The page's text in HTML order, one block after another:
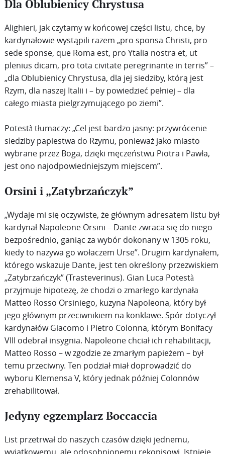
Dla Oblubienicy Chrystusa
Alighieri, jak czytamy w końcowej części listu, chce, by
kardynałowie wystąpili razem „pro sponsa Christi, pro
sede sponse, que Roma est, pro Ytalia nostra et, ut
plenius dicam, pro tota civitate peregrinante in terris” –
„dla Oblubienicy Chrystusa, dla jej siedziby, którą jest
Rzym, dla naszej Italii i – by powiedzieć pełniej – dla
całego miasta pielgrzymującego po ziemi”.
Potestà tłumaczy: „Cel jest bardzo jasny: przywrócenie
siedziby papiestwa do Rzymu, ponieważ jako miasto
wybrane przez Boga, dzięki męczeństwu Piotra i Pawła,
jest ono najodpowiedniejszym miejscem”.
Orsini i „Zatybrzańczyk”
„Wydaje mi się oczywiste, że głównym adresatem listu był
kardynał Napoleone Orsini – Dante zwraca się do niego
bezpośrednio, ganiąc za wybór dokonany w 1305 roku,
kiedy to nazywa go wołaczem Urse”. Drugim kardynałem,
którego wskazuje Dante, jest ten określony przezwiskiem
„Zatybrzańczyk” (Trasteverinus). Gian Luca Potestà
przyjmuje hipotezę, że chodzi o zmarłego kardynała
Matteo Rosso Orsiniego, kuzyna Napoleona, który był
jego głównym przeciwnikiem na konklawe. Spór dotyczył
kardynałów Giacomo i Pietro Colonna, którym Bonifacy
VIII odebrał insygnia. Napoleone chciał ich rehabilitacji,
Matteo Rosso – w zgodzie ze zmarłym papieżem – był
temu przeciwny. Ten podział miał doprowadzić do
wyboru Klemensa V, który jednak później Colonnów
zrehabilitował.
Jedyny egzemplarz Boccaccia
List przetrwał do naszych czasów dzięki jednemu,